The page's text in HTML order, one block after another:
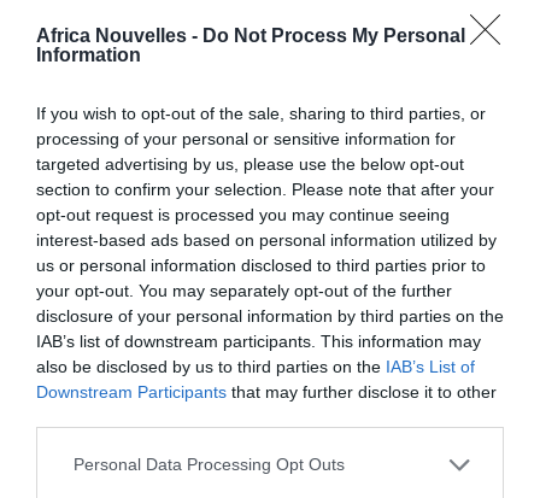
Africa Nouvelles - Do Not Process My Personal
Information
If you wish to opt-out of the sale, sharing to third parties, or
processing of your personal or sensitive information for
targeted advertising by us, please use the below opt-out
section to confirm your selection. Please note that after your
opt-out request is processed you may continue seeing
interest-based ads based on personal information utilized by
us or personal information disclosed to third parties prior to
your opt-out. You may separately opt-out of the further
disclosure of your personal information by third parties on the
IAB’s list of downstream participants. This information may
also be disclosed by us to third parties on the IAB’s List of
Downstream Participants that may further disclose it to other
Personal Data Processing Opt Outs
Tridico ne voit pas un nombre de demandes
inférieures aux attentes. « Selon l’estimation, elles
premier mois d’activation du REI (Reddito di
Inclusione), arrivèrent 80.000 demandes et, en mars
2018, elles devinrent 475.000. Aujourd’hui, au
contraire, nous partons directement du potentiel de
65% ».
Quant au décaissement final, le président de l’INPS
rappelle que « beaucoup d’Italiens sont propriétaires